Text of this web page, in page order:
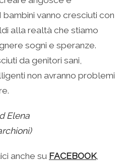
vanno cresciuti con
alla realtà che stiamo
sogni e speranze.
da genitori sani,
non avranno problemi
Elena
anche su FACEBOOK,